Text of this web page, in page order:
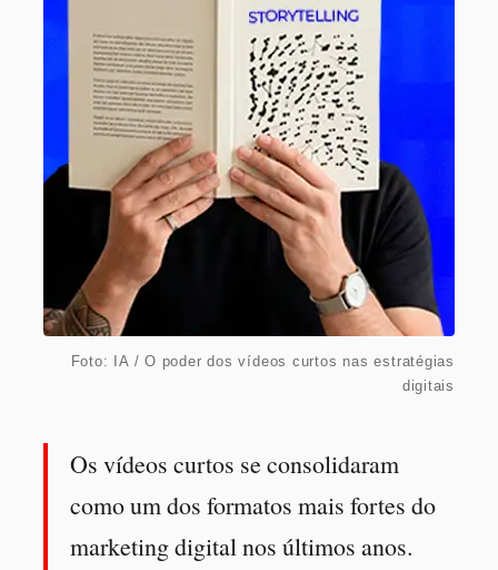
Foto: IA / O poder dos vídeos curtos nas estratégias
digitais
Os vídeos curtos se consolidaram
como um dos formatos mais fortes do
marketing digital nos últimos anos.